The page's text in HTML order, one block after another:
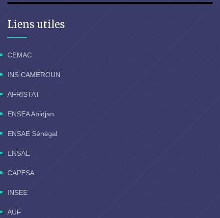
Liens utiles
CEMAC
INS CAMEROUN
AFRISTAT
ENSEA Abidjan
ENSAE Sénégal
ENSAE
CAPESA
INSEE
AUF